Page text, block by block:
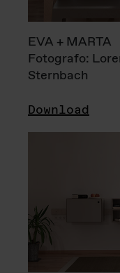
EVA + MARTA
Fotografo:
Sternbach
Download